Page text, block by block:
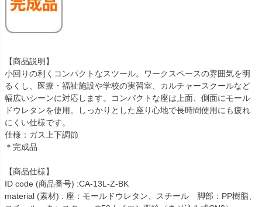
【商品説明】
小回りの利くコンパクトなスツール。ワークスペースの雰囲気を明
るくし、医療・福祉施設や学校の実習室、カルチャースクールなど
幅広いシーンに対応します。コンパクトな座は上面、側面にモール
ドウレタンを使用。しっかりとした座り心地で長時間使用にも疲れ
にくい仕様です。
仕様：ガス上下調節
＊完成品
【商品仕様】
ID code (商品番号) :CA-13L-Z-BK
material (素材) : 座：モールドウレタン、スチール 脚部：PP樹脂、